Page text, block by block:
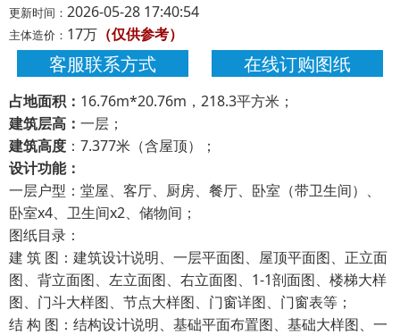
更新时间： 2026-05-28 17:40:54
主体造价： 17万 （仅供参考）
客服联系方式 在线订购图纸
占地面积： 16.76m*20.76m，218.3平方米；
建筑层高： 一层；
建筑高度 ：7.377米（含屋顶）；
设计功能：
一层户型：堂屋、客厅、厨房、餐厅、卧室（带卫生间）、
卧室x4、卫生间x2、储物间；
图纸目录：
建 筑 图：建筑设计说明、一层平面图、屋顶平面图、正立面
图、背立面图、左立面图、右立面图、1-1剖面图、楼梯大样
图、门斗大样图、节点大样图、门窗详图、门窗表等；
结 构 图：结构设计说明、基础平面布置图、基础大样图、一